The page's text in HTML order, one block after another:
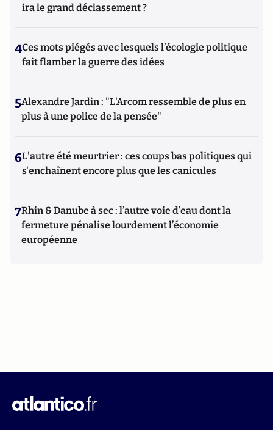
ira le grand déclassement ?
4Ces mots piégés avec lesquels l’écologie politique
fait flamber la guerre des idées
5Alexandre Jardin : "L'Arcom ressemble de plus en
plus à une police de la pensée"
6L'autre été meurtrier : ces coups bas politiques qui
s'enchaînent encore plus que les canicules
7Rhin & Danube à sec : l’autre voie d’eau dont la
fermeture pénalise lourdement l’économie
européenne